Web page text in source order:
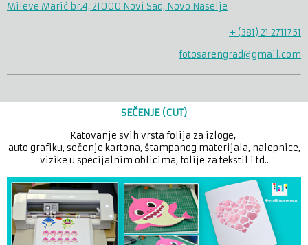
Mileve Marić br.4, 21000 Novi Sad, Novo Naselje
+ (381) 21 2711751
fotosarengrad@gmail.com
SEČENJE (CUT)
Katovanje svih vrsta folija za izloge,
auto grafiku, sečenje kartona, štampanog materijala, nalepnice,
vizike u specijalnim oblicima, folije za tekstil i td..